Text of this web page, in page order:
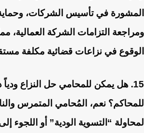
المشورة في تأسيس الشركات، وحماية
ومراجعة التزامات الشركة العمالية،
الوقوع في نزاعات قضائية مكلفة
15. هل يمكن للمحامي حل النزاع ودياً
للمحاكم؟ نعم، المُحامي المتمرس
لمحاولة “التسوية الودية” أو اللجوء